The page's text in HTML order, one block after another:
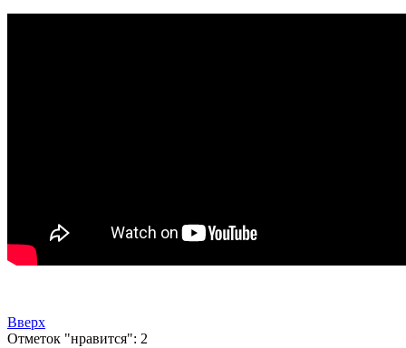
Вверх
Отметок "нравится": 2